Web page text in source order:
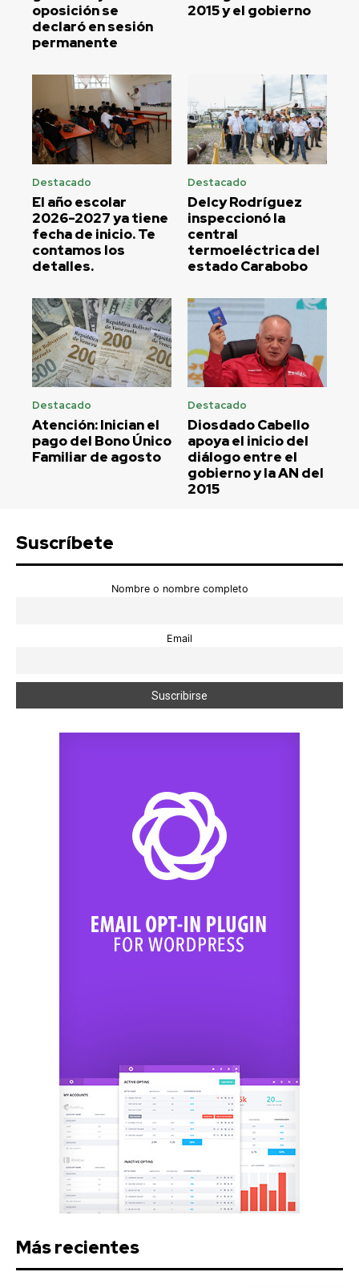
oposición se
declaró en sesión
permanente
2015 y el gobierno
Destacado
El año escolar
2026-2027 ya tiene
fecha de inicio. Te
contamos los
detalles.
Destacado
Delcy Rodríguez
inspeccionó la
central
termoeléctrica del
estado Carabobo
Destacado
Atención: Inician el
pago del Bono Único
Familiar de agosto
Destacado
Diosdado Cabello
apoya el inicio del
diálogo entre el
gobierno y la AN del
2015
Suscríbete
Nombre o nombre completo
Email
Más recientes